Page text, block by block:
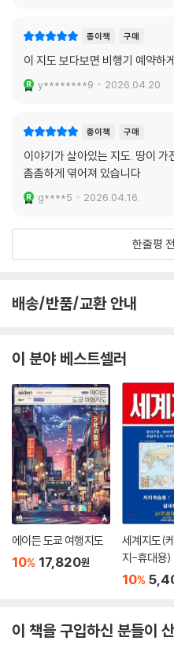
종이책 구매
이 지도 보다보면 비행기 예약하
y********9 2026.04.20.
종이책 구매
이야기가 살아있는 지도. 땅이 가
촘촘하게 엮어져 있습니다
g****5 2026.04.16.
한줄평
배송/반품/교환 안내
이 분야 베스트셀러
에이든 도쿄 여행지도
10% 17,820원
세계지도(
지-휴대용)
10%
이 책을 구입하신 분들이